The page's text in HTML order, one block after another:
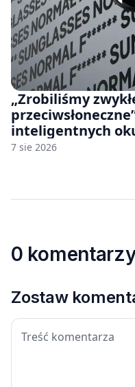
„Zrobiliśmy
inteligentnych
7 sie 2026
0
Zostaw